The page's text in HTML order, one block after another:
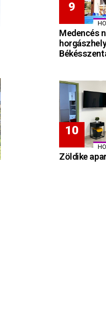
Medencés
Zöldike